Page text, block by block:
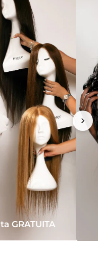
GRATUITA